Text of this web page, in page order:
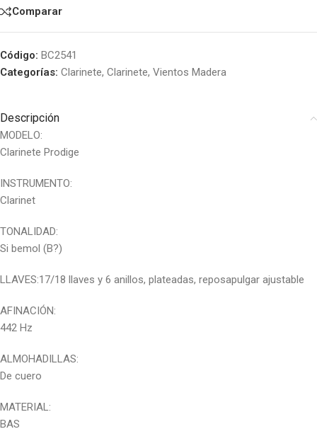
Comparar
Código: BC2541
Categorías: Clarinete, Clarinete, Vientos Madera
Descripción
MODELO:
Clarinete Prodige
INSTRUMENTO:
Clarinet
TONALIDAD:
Si bemol (B?)
LLAVES:17/18 llaves y 6 anillos, plateadas, reposapulgar ajustable
AFINACIÓN:
442 Hz
ALMOHADILLAS:
De cuero
MATERIAL:
BAS